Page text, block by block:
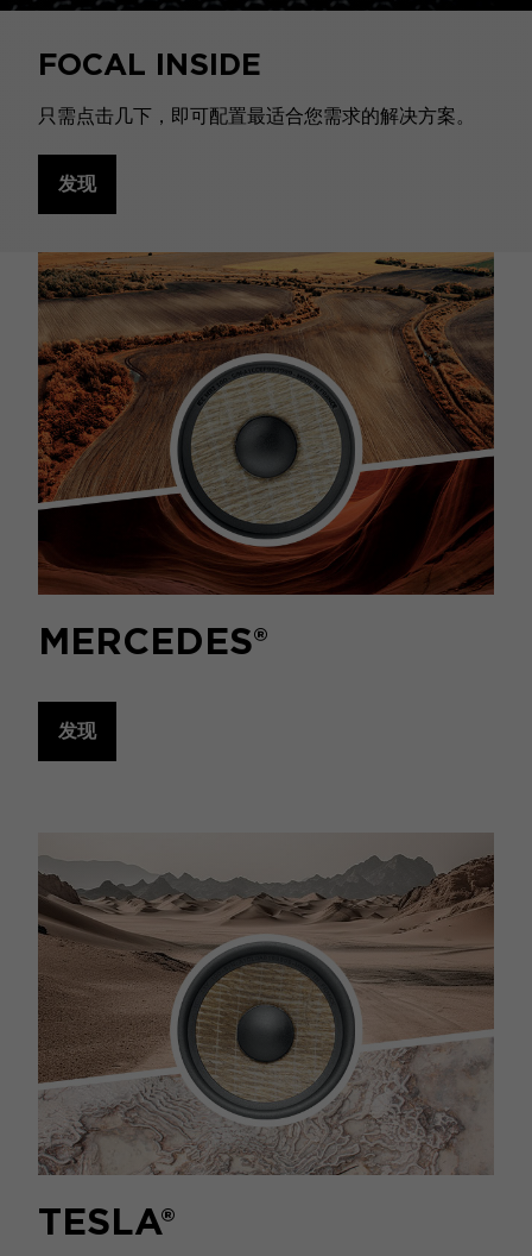
FOCAL INSIDE
只需点击几下，即可配置最适合您需求的解决方案。
发现
MERCEDES®
发现
TESLA®